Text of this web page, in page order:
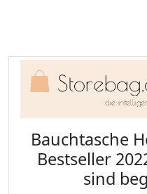
Bauchtasche
Bestseller
sind